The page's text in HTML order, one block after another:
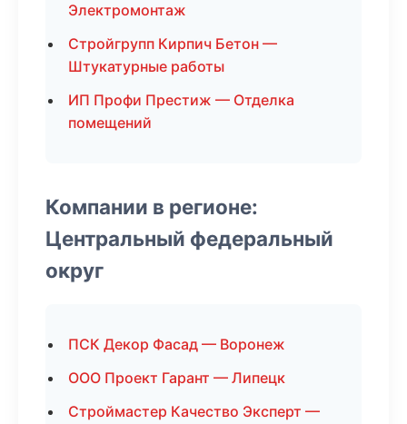
Электромонтаж
Стройгрупп Кирпич Бетон —
Штукатурные работы
ИП Профи Престиж — Отделка
помещений
Компании в регионе:
Центральный федеральный
округ
ПСК Декор Фасад — Воронеж
ООО Проект Гарант — Липецк
Строймастер Качество Эксперт —